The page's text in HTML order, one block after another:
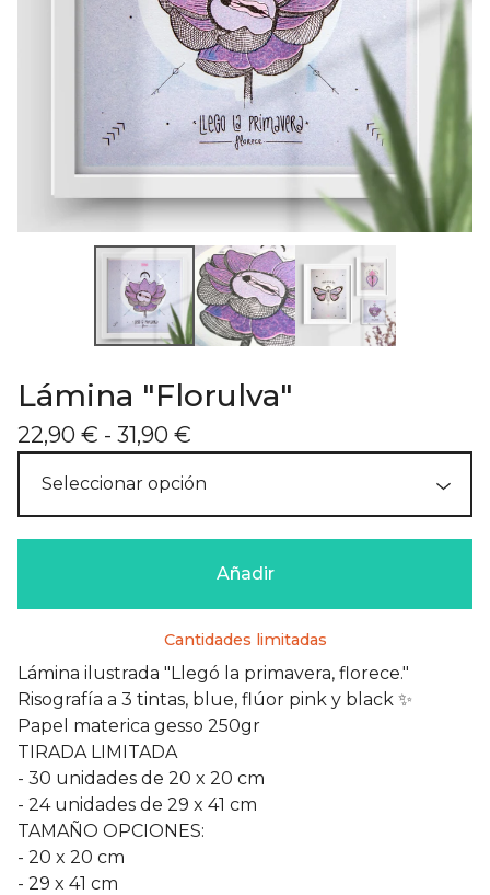
Lámina "Florulva"
22,90 € - 31,90 €
Añadir
Cantidades limitadas
Lámina ilustrada "Llegó la primavera, florece."
Risografía a 3 tintas, blue, flúor pink y black ✨
Papel materica gesso 250gr
TIRADA LIMITADA
- 30 unidades de 20 x 20 cm
- 24 unidades de 29 x 41 cm
TAMAÑO OPCIONES:
- 20 x 20 cm
- 29 x 41 cm